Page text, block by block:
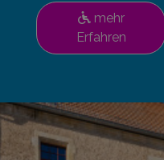
mehr
Erfahren